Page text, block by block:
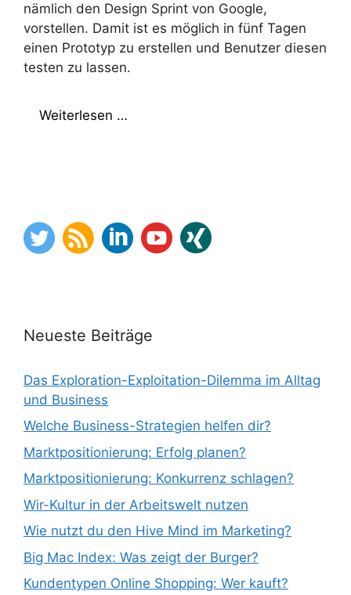
nämlich den Design Sprint von Google,
vorstellen. Damit ist es möglich in fünf Tagen
einen Prototyp zu erstellen und Benutzer diesen
testen zu lassen.
Weiterlesen …
Neueste Beiträge
Das Exploration-Exploitation-Dilemma im Alltag
und Business
Welche Business-Strategien helfen dir?
Marktpositionierung: Erfolg planen?
Marktpositionierung: Konkurrenz schlagen?
Wir-Kultur in der Arbeitswelt nutzen
Wie nutzt du den Hive Mind im Marketing?
Big Mac Index: Was zeigt der Burger?
Kundentypen Online Shopping: Wer kauft?